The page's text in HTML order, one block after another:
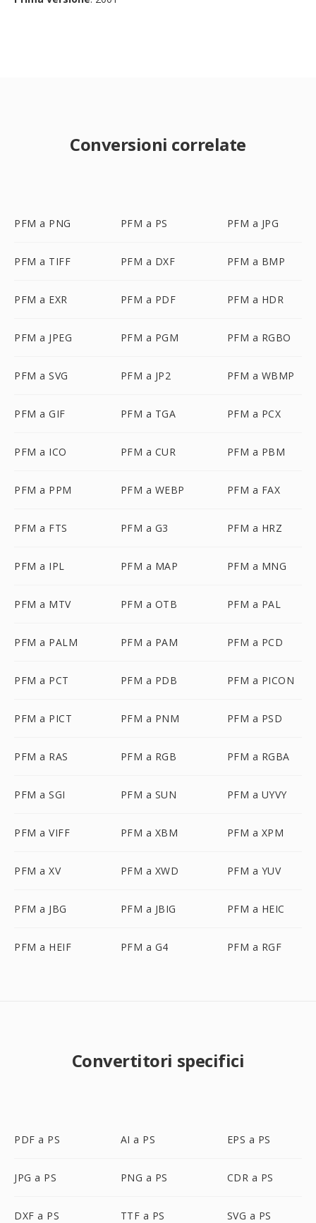
Conversioni correlate
PFM a PNG PFM a PS PFM a JPG
PFM a TIFF PFM a DXF PFM a BMP
PFM a EXR PFM a PDF PFM a HDR
PFM a JPEG PFM a PGM PFM a RGBO
PFM a SVG PFM a JP2 PFM a WBMP
PFM a GIF PFM a TGA PFM a PCX
PFM a ICO PFM a CUR PFM a PBM
PFM a PPM PFM a WEBP PFM a FAX
PFM a FTS PFM a G3 PFM a HRZ
PFM a IPL PFM a MAP PFM a MNG
PFM a MTV PFM a OTB PFM a PAL
PFM a PALM PFM a PAM PFM a PCD
PFM a PCT PFM a PDB PFM a PICON
PFM a PICT PFM a PNM PFM a PSD
PFM a RAS PFM a RGB PFM a RGBA
PFM a SGI PFM a SUN PFM a UYVY
PFM a VIFF PFM a XBM PFM a XPM
PFM a XV PFM a XWD PFM a YUV
PFM a JBG PFM a JBIG PFM a HEIC
PFM a HEIF PFM a G4 PFM a RGF
Convertitori specifici
PDF a PS AI a PS EPS a PS
JPG a PS PNG a PS CDR a PS
DXF a PS TTF a PS SVG a PS